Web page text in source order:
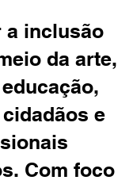
a inclusão
da arte,
e
Com foco